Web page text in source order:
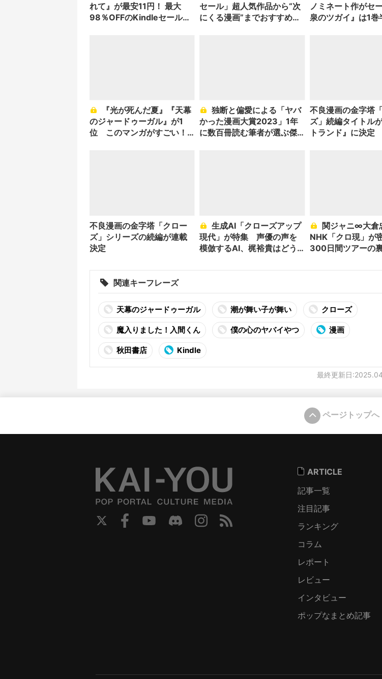
れて』が最安11円！ 最大
98％OFFのKindleセール開
セール」超人気作品から“次
にくる漫画”までおすすめの
ノミネート作がセ
泉のツガイ』は1巻
のジャードゥーガル』が1
位 このマンガがすごい！
独断と偏愛による「ヤバ
かった漫画大賞2023」1年
に数百冊読む筆者が選ぶ傑
不良漫画の金字塔
ズ」続編タイトル
トランド』に決定
不良漫画の金字塔「クロー
ズ」シリーズの続編が連載
決定
生成AI「クローズアップ
現代」が特集 声優の声を
模倣するAI、梶裕貴はどう
NHK「クロ現」が
300日間ツアーの
関連キーフレーズ
天幕のジャードゥーガル 潮が舞い子が舞い クローズ
魔入りました！入間くん 僕の心のヤバイやつ 漫画
秋田書店 Kindle
最終更新日
ページトップへ
ARTICLE
記事一覧
注目記事
ランキング
コラム
レポート
レビュー
インタビュー
ポップなまとめ記事